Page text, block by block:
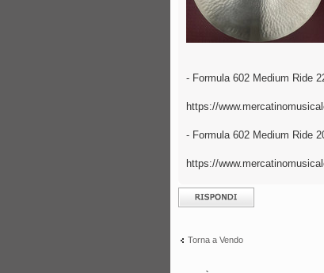
- Formula 602 Medium Ride
https://
- Formula 602 Medium Ride
https://
Rispondi al
messaggio
Torna a Vendo